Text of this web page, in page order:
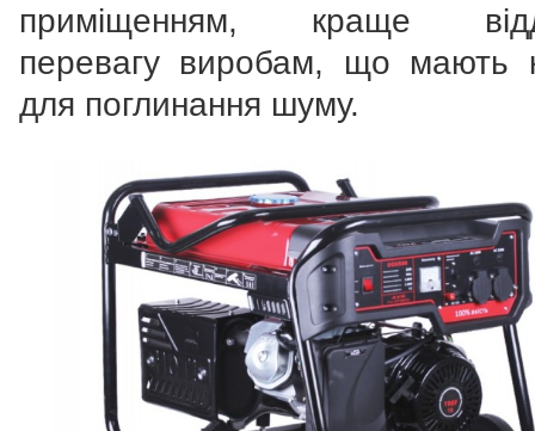
приміщенням, краще
перевагу виробам, що мають
для поглинання шуму.